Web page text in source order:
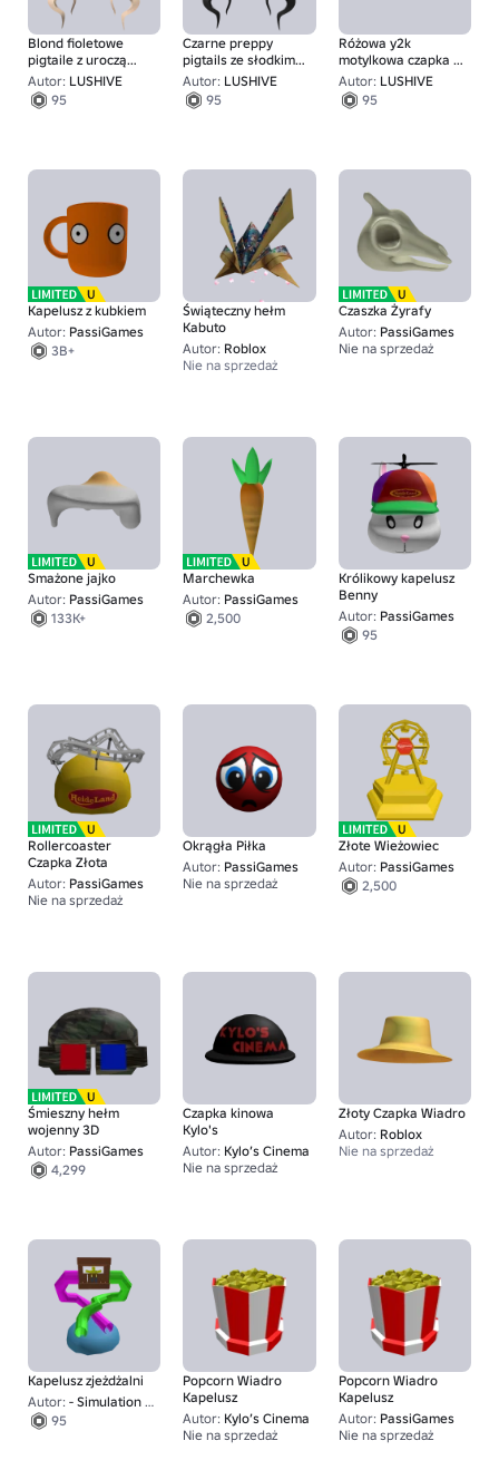
Blond fioletowe
pigtaile z uroczą
przednią częścią
Autor: LUSHIVE
95
Czarne preppy
pigtails ze słodkim
przednim kawałkiem
Autor: LUSHIVE
95
Różowa y2k
motylkowa czapka z
cyber rhinestone
Autor: LUSHIVE
95
Kapelusz z kubkiem
Autor: PassiGames
3B+
Świąteczny hełm
Kabuto
Autor: Roblox
Nie na sprzedaż
Czaszka Żyrafy
Autor: PassiGames
Nie na sprzedaż
Smażone jajko
Autor: PassiGames
133K+
Marchewka
Autor: PassiGames
2,500
Królikowy kapelusz
Benny
Autor: PassiGames
95
Rollercoaster
Czapka Złota
Autor: PassiGames
Nie na sprzedaż
Okrągła Piłka
Autor: PassiGames
Nie na sprzedaż
Złote Wieżowiec
Autor: PassiGames
2,500
Śmieszny hełm
wojenny 3D
Autor: PassiGames
4,299
Czapka kinowa
Kylo's
Autor: Kylo’s Cinema
Nie na sprzedaż
Złoty Czapka Wiadro
Autor: Roblox
Nie na sprzedaż
Kapelusz zjeżdżalni
Autor: - Simulation Games -
95
Popcorn Wiadro
Kapelusz
Autor: Kylo’s Cinema
Nie na sprzedaż
75
Popcorn Wiadro
Kapelusz
Autor: PassiGames
Nie na sprzedaż